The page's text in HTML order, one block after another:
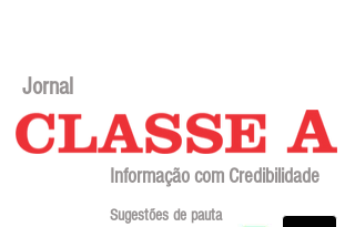
Jornal
Informação com Credibilidade
Sugestões de pauta